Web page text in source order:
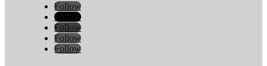
Follow
Follow
Follow
Follow
Follow